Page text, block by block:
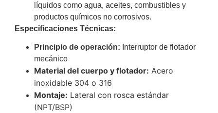
líquidos como agua, aceites, combustibles y
productos químicos no corrosivos.
Especificaciones Técnicas:
Principio de operación: Interruptor de flotador
mecánico
Material del cuerpo y flotador: Acero
inoxidable 304 o 316
Montaje: Lateral con rosca estándar
(NPT/BSP)